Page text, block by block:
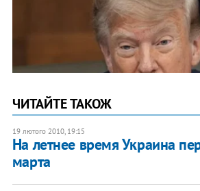
ЧИТАЙТЕ ТАКОЖ
19 лютого 2010, 19:15
На летнее время Украина
марта